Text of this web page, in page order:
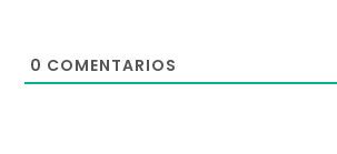
0 COMENTARIOS